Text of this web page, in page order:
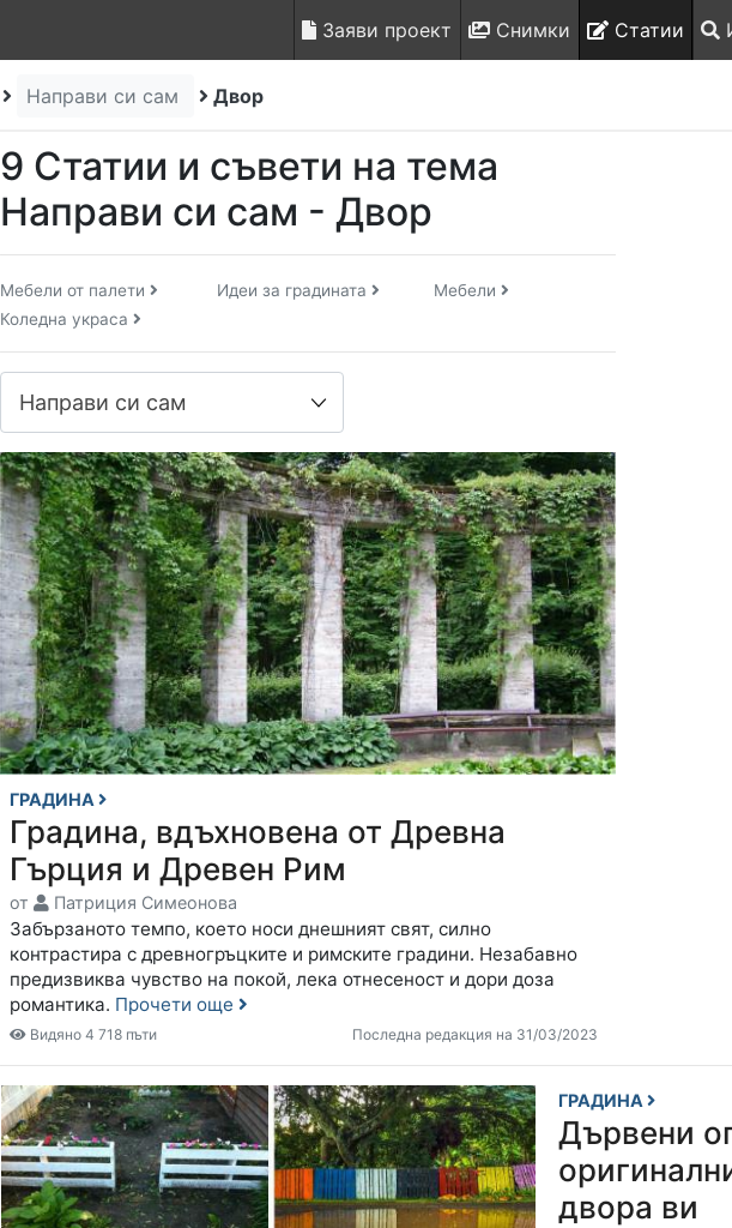
Заяви проект Снимки Статии
Направи си сам Двор
9 Статии и съвети на тема
Направи си сам - Двор
Мебели от палети Идеи за градината
Мебели
Коледна украса
ГРАДИНА
Градина, вдъхновена от Древна
Гърция и Древен Рим
от Патриция Симеонова
Забързаното темпо, което носи днешният свят, силно
контрастира с древногръцките и римските градини. Незабавно
предизвиква чувство на покой, лека отнесеност и дори доза
романтика. Прочети още
Видяно 4 718 пъти Последна редакция на 31/03/2023
ГРАДИНА
Дървени
двора ви